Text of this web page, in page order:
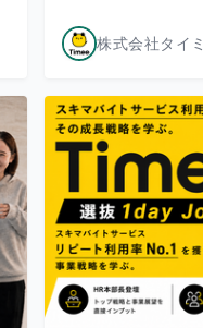
株式会社タイ